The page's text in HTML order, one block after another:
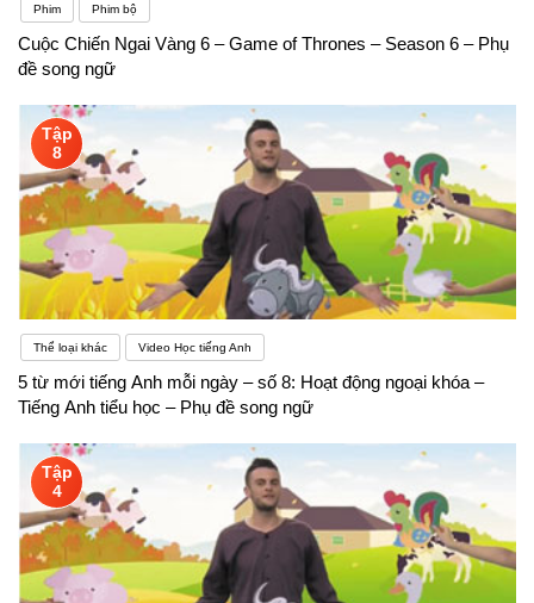
Phim Phim bộ
Cuộc Chiến Ngai Vàng 6 – Game of Thrones – Season 6 – Phụ
đề song ngữ
Tập
8
Thể loại khác Video Học tiếng Anh
5 từ mới tiếng Anh mỗi ngày – số 8: Hoạt động ngoại khóa –
Tiếng Anh tiểu học – Phụ đề song ngữ
Tập
4